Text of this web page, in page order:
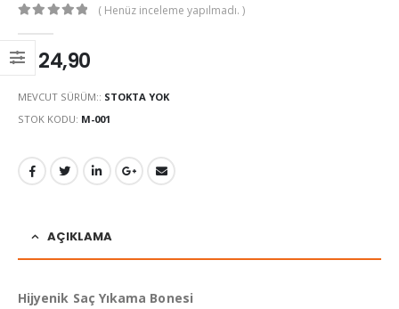
( Henüz inceleme yapılmadı. )
₺ 24,90
MEVCUT SÜRÜM:: STOKTA YOK
STOK KODU: M-001
AÇIKLAMA
Hijyenik Saç Yıkama Bonesi